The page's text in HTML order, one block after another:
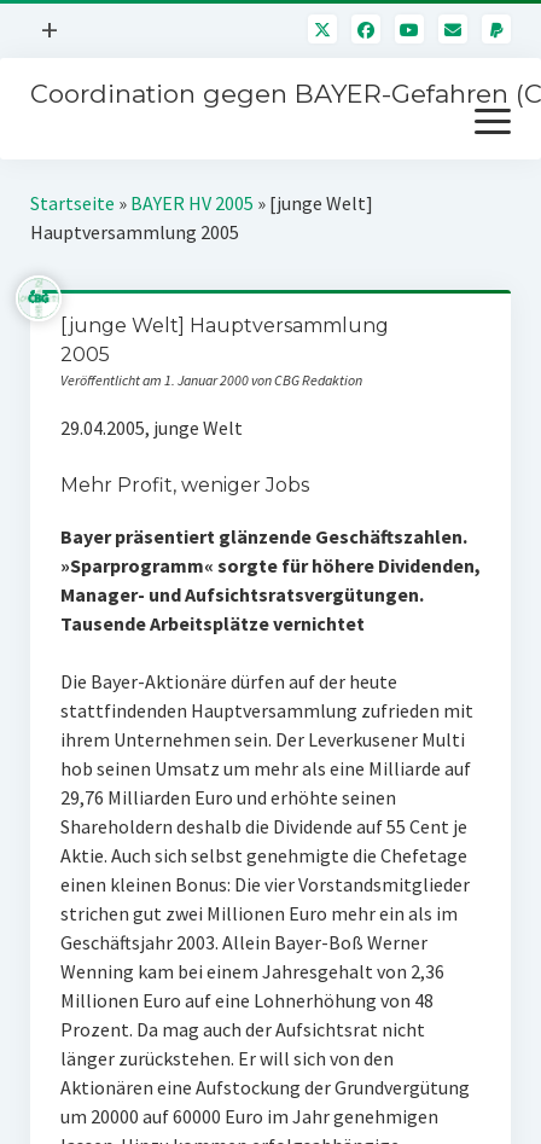
Menü
+
Mitmachen
Über uns
Kontakt
Impressum
Störfälle
Coordination gegen BAYER-Gefahren
Menü
öffnen
Kampagnen
Stichwort BAYER
Jahrestagung
Startseite » BAYER HV 2005 » [junge Welt]
Hauptversammlung 2005
[junge Welt] Hauptversammlung
2005
Veröffentlicht am 1. Januar 2000 von CBG Redaktion
29.04.2005, junge Welt
Mehr Profit, weniger Jobs
Bayer präsentiert glänzende Geschäftszahlen.
»Sparprogramm« sorgte für höhere Dividenden,
Manager- und Aufsichtsratsvergütungen.
Tausende Arbeitsplätze vernichtet
Die Bayer-Aktionäre dürfen auf der heute
stattfindenden Hauptversammlung zufrieden mit
ihrem Unternehmen sein. Der Leverkusener Multi
hob seinen Umsatz um mehr als eine Milliarde auf
29,76 Milliarden Euro und erhöhte seinen
Shareholdern deshalb die Dividende auf 55 Cent je
Aktie. Auch sich selbst genehmigte die Chefetage
einen kleinen Bonus: Die vier Vorstandsmitglieder
strichen gut zwei Millionen Euro mehr ein als im
Geschäftsjahr 2003. Allein Bayer-Boß Werner
Wenning kam bei einem Jahresgehalt von 2,36
Millionen Euro auf eine Lohnerhöhung von 48
Prozent. Da mag auch der Aufsichtsrat nicht
länger zurückstehen. Er will sich von den
Aktionären eine Aufstockung der Grundvergütung
um 20000 auf 60000 Euro im Jahr genehmigen